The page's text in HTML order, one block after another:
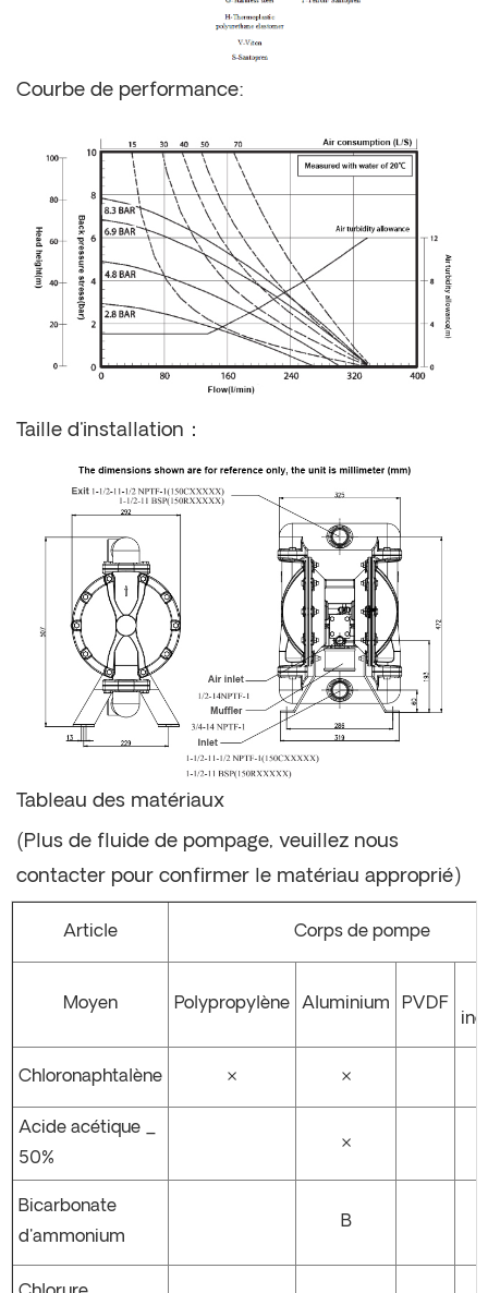
Courbe de performance:
Taille d'installation：
Tableau des matériaux
(Plus de fluide de pompage, veuillez nous
contacter pour confirmer le matériau approprié)
Article Corps de pompe
Moyen Polypropylène Aluminium PVDF
Chloronaphtalène × ×
Acide acétique _
50%
×
Bicarbonate
d'ammonium
B